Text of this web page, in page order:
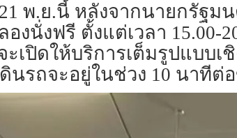
พ.ย.นี้ หลังจากนายกรัฐม
งนั่งฟรี ตั้งแต่เวลา 15.00-
ะเปิดให้บริการเต็มรูปแบบ
นรถจะอยู่ในช่วง 10 นาทีต่